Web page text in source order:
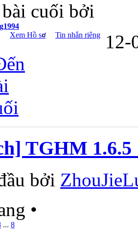
cuối bởi
Xem Hồ sơ
Tin nhắn riêng
TGHM 1.6.5
bởi
•
... 8